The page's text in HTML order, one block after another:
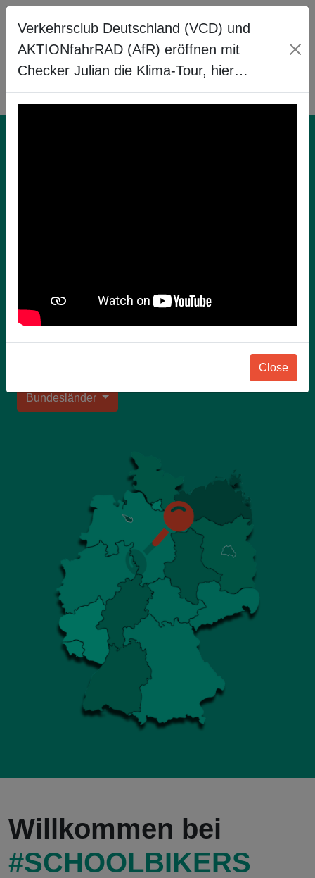
besuche unsere Länderseite. Dort stehen
qualifizierte Lehrer als unsere
Landesschulbeauftragte für Auskünfte zur
Bundesländer
Willkommen bei
#SCHOOLBIKERS
Verkehrsclub Deutschland (VCD) und
AKTIONfahrRAD (AfR) eröffnen mit
Checker Julian die Klima-Tour, hier…
Close